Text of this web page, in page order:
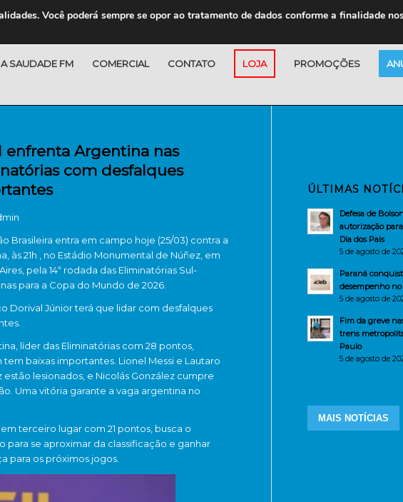
A SAUDADE FM COMERCIAL CONTATO LOJA PROMOÇÕES
enfrenta Argentina nas
com desfalques
Brasileira entra em campo hoje (25/03) contra a
às 21h , no Estádio Monumental de Núñez, em
pela 14ª rodada das Eliminatórias Sul-
para a Copa do Mundo de 2026.
Dorival Júnior terá que lidar com desfalques
líder das Eliminatórias com 28 pontos,
baixas importantes. Lionel Messi e Lautaro
estão lesionados, e Nicolás González cumpre
Uma vitória garante a vaga argentina no
em terceiro lugar com 21 pontos, busca o
para se aproximar da classificação e ganhar
para os próximos jogos.
ÚLTIMAS
Defesa de
autorização
Dia dos Pais
5 de agosto de
Paraná
desempenho no
5 de agosto de
Fim da greve
trens
Paulo
5 de agosto de
MAIS NOTÍCIAS
Você poderá sempre se opor ao tratamento de dados conforme a finalidade